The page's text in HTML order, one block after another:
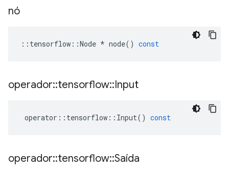
nó
:: tensorflow ::Node * node() const
operador::tensorflow::Input
operator :: tensorflow :: Input() const
operador::tensorflow::Saída